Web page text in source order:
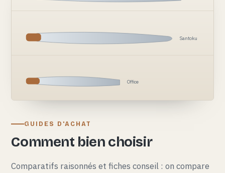
Santoku
Office
GUIDES D'ACHAT
Comment bien choisir
Comparatifs raisonnés et fiches conseil : on compare